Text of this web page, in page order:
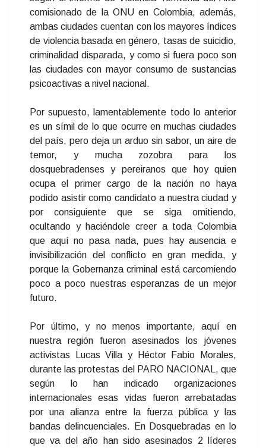
comisionado de la ONU en Colombia, además,
ambas ciudades cuentan con los mayores índices
de violencia basada en género, tasas de suicidio,
criminalidad disparada, y como si fuera poco son
las ciudades con mayor consumo de sustancias
psicoactivas a nivel nacional.
Por supuesto, lamentablemente todo lo anterior
es un símil de lo que ocurre en muchas ciudades
del país, pero deja un arduo sin sabor, un aire de
temor, y mucha zozobra para los
dosquebradenses y pereiranos que hoy quien
ocupa el primer cargo de la nación no haya
podido asistir como candidato a nuestra ciudad y
por consiguiente que se siga omitiendo,
ocultando y haciéndole creer a toda Colombia
que aquí no pasa nada, pues hay ausencia e
invisibilización del conflicto en gran medida, y
porque la Gobernanza criminal está carcomiendo
poco a poco nuestras esperanzas de un mejor
futuro.
Por último, y no menos importante, aquí en
nuestra región fueron asesinados los jóvenes
activistas Lucas Villa y Héctor Fabio Morales,
durante las protestas del PARO NACIONAL, que
según lo han indicado organizaciones
internacionales esas vidas fueron arrebatadas
por una alianza entre la fuerza pública y las
bandas delincuenciales. En Dosquebradas en lo
que va del año han sido asesinados 2 líderes